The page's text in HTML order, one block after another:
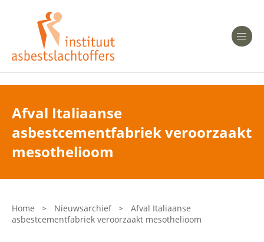
Heeft u Mesothelioom?
Heeft u Asbestose?
Bent u arts?
Bent u werkgever of verzekeraar?
Asbest en Gezondheid
Laatste nieuws
Onze organisatie
Afval Italiaanse
asbestcementfabriek veroorzaakt
mesothelioom
Home > Nieuwsarchief >
Afval Italiaanse
asbestcementfabriek veroorzaakt mesothelioom